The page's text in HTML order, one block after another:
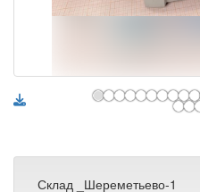
Склад _Шереметьево-1